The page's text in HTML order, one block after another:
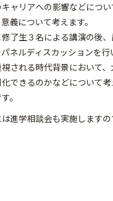
ャリアへの影響などにつ
義について考えます。
了生３名による講演の後
ネルディスカッションを行
される時代背景において
できるのかなどについて
。
進学相談会も実施します